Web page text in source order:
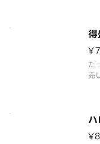
た
売